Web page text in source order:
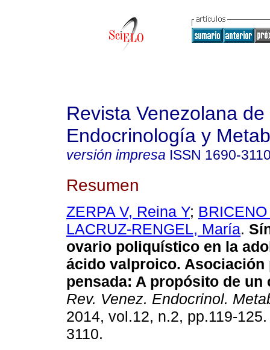
Revista Venezolana de
Endocrinología y
versión impresa ISSN 1690-
Resumen
ZERPA V, Reina Y;
LACRUZ-RENGEL, María.
ovario poliquístico en la
ácido valproico. Asociación
pensada: A propósito de un
Rev. Venez. Endocrinol.
2014, vol.12, n.2, pp.119-
3110.